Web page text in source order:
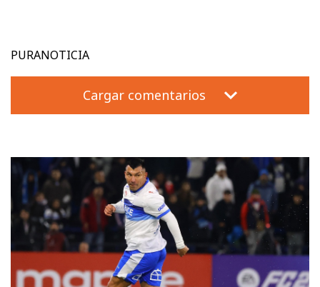
PURANOTICIA
Cargar comentarios